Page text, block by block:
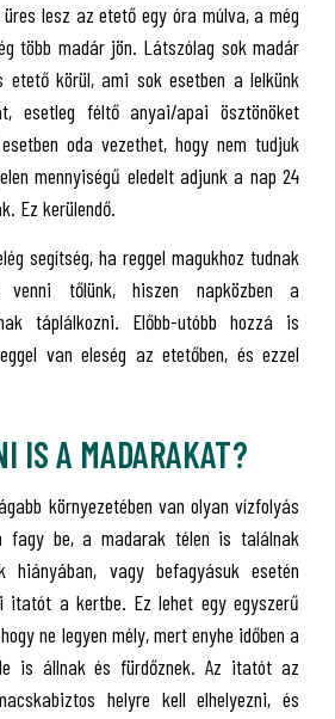
lesz az etető egy óra múlva, a még
több madár jön. Látszólag sok madár
etető körül, ami sok esetben a lelkünk
esetleg féltő anyai/apai ösztönöket
oda vezethet, hogy nem tudjuk
mennyiségű eledelt adjunk a nap 24
Ez kerülendő.
segítség, ha reggel magukhoz tudnak
venni tőlünk, hiszen napközben a
táplálkozni. Előbb-utóbb hozzá is
van eleség az etetőben, és ezzel
IS A MADARAKAT?
környezetében van olyan vízfolyás
fagy be, a madarak télen is találnak
hiányában, vagy befagyásuk esetén
itatót a kertbe. Ez lehet egy egyszerű
ne legyen mély, mert enyhe időben a
is állnak és fürdőznek. Az itatót az
helyre kell elhelyezni, és